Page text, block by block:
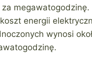
megawatogodzinę.
energii
wynosi